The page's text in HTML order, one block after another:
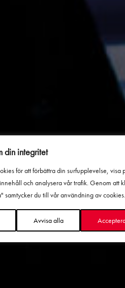
din integritet
för att förbättra din surfupplevelse, visa
och analysera vår trafik. Genom att
samtycker du till vår användning av cookies.
Avvisa alla